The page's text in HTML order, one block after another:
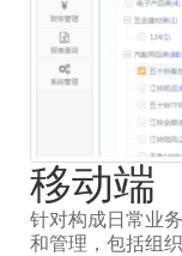
移动端
针对构成日常业
和管理，包括组